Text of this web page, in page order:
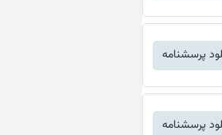
پرسشنامه
پرسشنامه